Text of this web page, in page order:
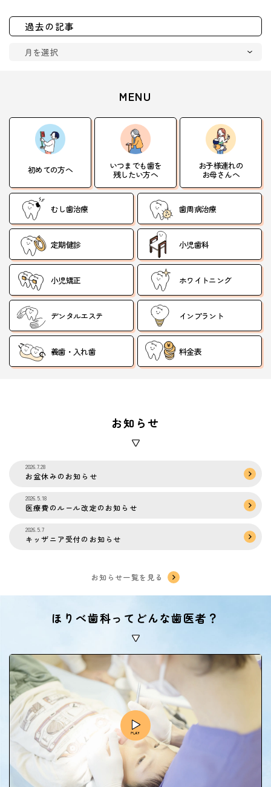
過去の記事
MENU
初めての方へ いつまでも歯を
残したい方へ
お子様連れの
お母さんへ
むし歯治療 歯周病治療
定期健診 小児歯科
小児矯正 ホワイトニング
デンタルエステ インプラント
義歯・入れ歯 料金表
お知らせ
2026.7.28
お盆休みのお知らせ
2026.5.18
医療費のルール改定のお知らせ
2026.5.7
キッザニア受付のお知らせ
お知らせ一覧を見る
ほりべ歯科ってどんな歯医者？